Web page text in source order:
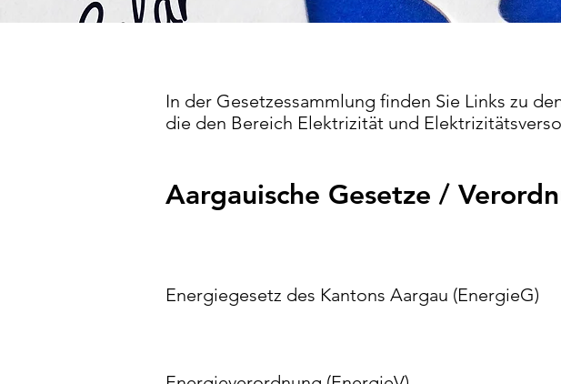
In der Gesetzessammlung finden Sie Links zu
die den Bereich Elektrizität und
Aargauische Gesetze /
Energiegesetz des Kantons Aargau (EnergieG)